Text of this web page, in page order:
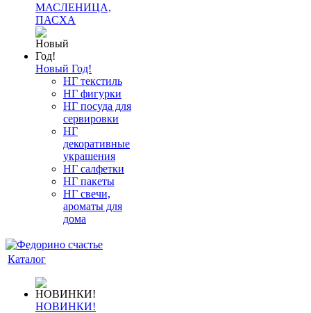
МАСЛЕНИЦА,
ПАСХА
Новый Год!
НГ текстиль
НГ фигурки
НГ посуда для
сервировки
НГ
декоративные
украшения
НГ салфетки
НГ пакеты
НГ свечи,
ароматы для
дома
Каталог
НОВИНКИ!